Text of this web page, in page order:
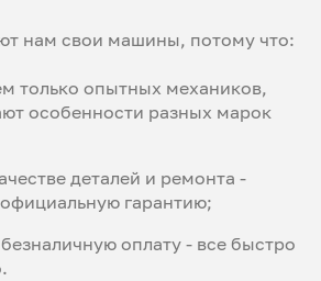
нам свои машины, потому что:
только опытных механиков,
особенности разных марок
деталей и ремонта -
гарантию;
оплату - все быстро